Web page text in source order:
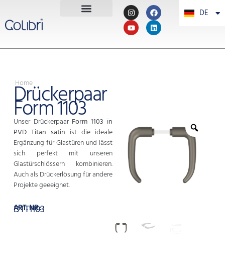
DE
PT
Home
Drückerpaar
Form 1103
Unser Drückerpaar Form 1103 in
PVD Titan satin ist die ideale
Ergänzung für Glastüren und lässt
sich perfekt mit unseren
Glastürschlössern kombinieren.
Auch als Drückerlösung für andere
Projekte geeeignet.
ART. NR.:
DTT1103